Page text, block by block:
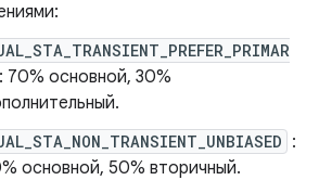
: 70% основной, 30%
:
основной, 50% вторичный.